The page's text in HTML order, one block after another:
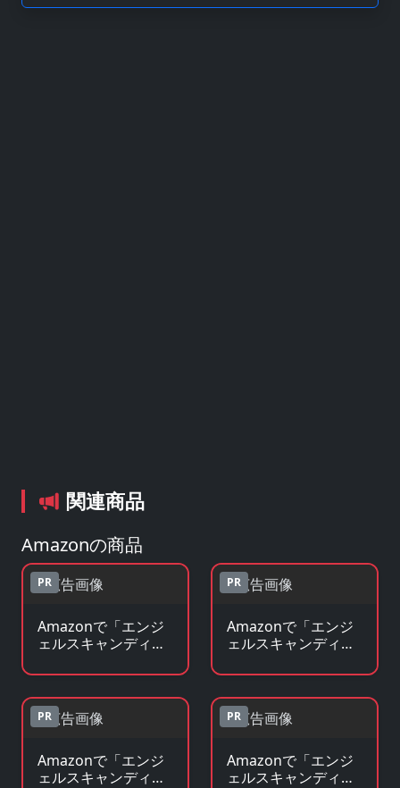
関連商品
Amazonの商品
PR
Amazonで「エンジ
ェルスキャンディー
を見る
PR
Amazonで「エンジ
ェルスキャンディー
を見る
PR
Amazonで「エンジ
ェルスキャンディー
PR
Amazonで「エンジ
ェルスキャンディー